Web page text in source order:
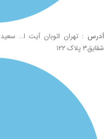
آدرس :تهران اتوبان آیت ا…
شقایق۳ پلاک ۱۲۲